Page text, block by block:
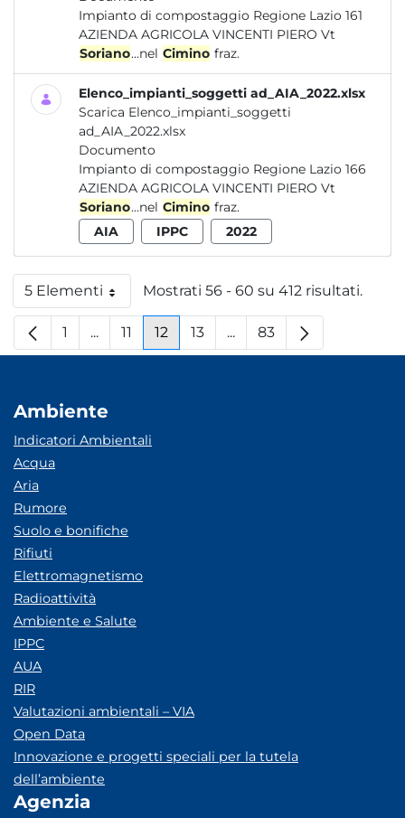
Impianto di compostaggio Regione Lazio 161
AZIENDA AGRICOLA VINCENTI PIERO Vt
Soriano...nel Cimino fraz.
Elenco_impianti_soggetti ad_AIA_2022.xlsx
Scarica Elenco_impianti_soggetti
ad_AIA_2022.xlsx
Documento
Impianto di compostaggio Regione Lazio 166
AZIENDA AGRICOLA VINCENTI PIERO Vt
Soriano...nel Cimino fraz.
AIA
IPPC 2022
5 ElementiPer paginaMostrati 56 - 60 su 412 risultati.
Pagina
1 ...Pagine intermedie
Pagina
11 Pagina
12 Pagina
13 ...Pagine intermedie
Pagina
83
Ambiente
Indicatori Ambientali
Acqua
Aria
Rumore
Suolo e bonifiche
Rifiuti
Elettromagnetismo
Radioattività
Ambiente e Salute
IPPC
AUA
RIR
Valutazioni ambientali – VIA
Open Data
Innovazione e progetti speciali per la tutela
dell’ambiente
Agenzia